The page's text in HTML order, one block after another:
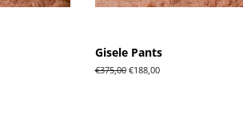
Gisele Pants
Normale
€375,00 Aanbiedingsprijs
€188,00